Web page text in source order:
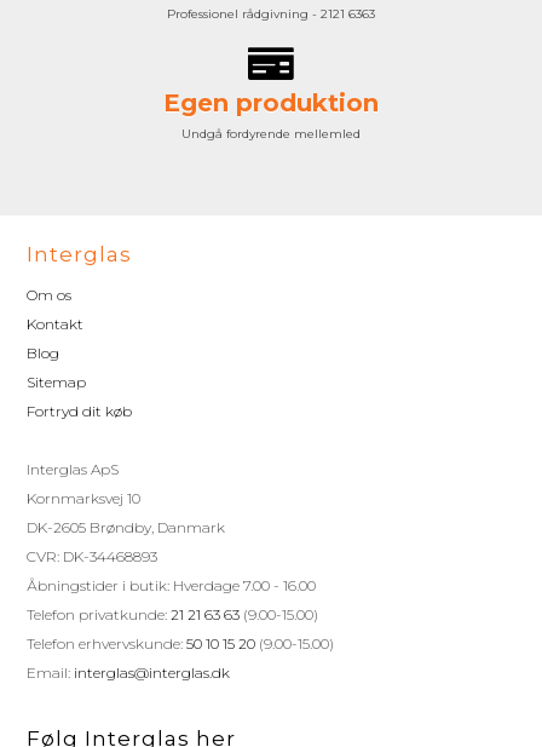
Professionel rådgivning - 2121 6363
Egen produktion
Undgå fordyrende mellemled
Interglas
Om os
Kontakt
Blog
Sitemap
Fortryd dit køb
Interglas ApS
Kornmarksvej 10
DK-2605 Brøndby, Danmark
CVR: DK-34468893
Åbningstider i butik: Hverdage 7.00 - 16.00
Telefon privatkunde:21 21 63 63 (9.00-15.00)
Telefon erhvervskunde:50 10 15 20 (9.00-15.00)
Email: interglas@interglas.dk
Følg Interglas her